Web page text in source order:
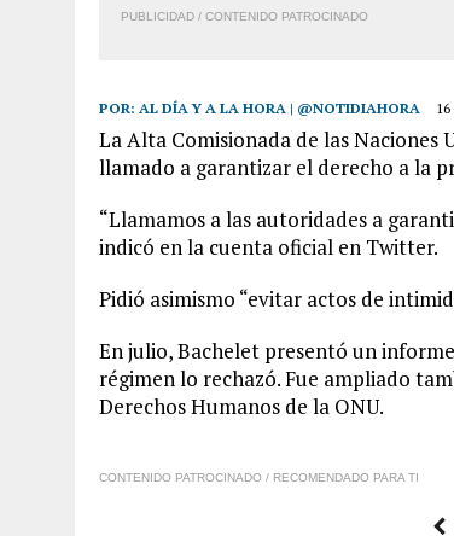
PUBLICIDAD / CONTENIDO PATROCINADO
POR: AL DÍA Y A LA HORA | @NOTIDIAHORA
La Alta Comisionada de las Naciones
llamado a garantizar el derecho a la
“Llamamos a las autoridades a
indicó en la cuenta oficial en Twitter.
Pidió asimismo “evitar actos de
En julio, Bachelet presentó un
régimen lo rechazó. Fue ampliado
Derechos Humanos de la ONU.
CONTENIDO PATROCINADO / RECOMENDADO PARA TI